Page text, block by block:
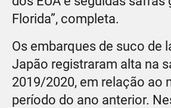
Florida”, completa.
Os embarques de suco de
Japão registraram alta na
2019/2020, em relação ao
período do ano anterior.